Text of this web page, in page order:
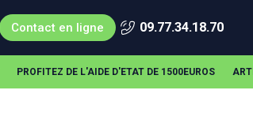
Contact en ligne 09.77.34.18.70
PROFITEZ DE L'AIDE D'ETAT DE 1500EUROS